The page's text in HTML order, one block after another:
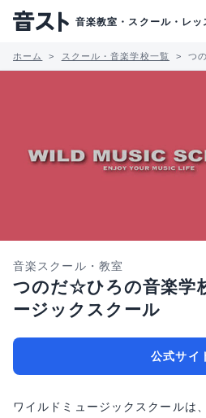
音楽教室・スクール・レッ
ホーム スクール・音楽学校一覧 つ
音楽スクール・教室
つのだ☆ひろの音楽学
ージックスクール
公式サイ
ワイルドミュージックスクールは